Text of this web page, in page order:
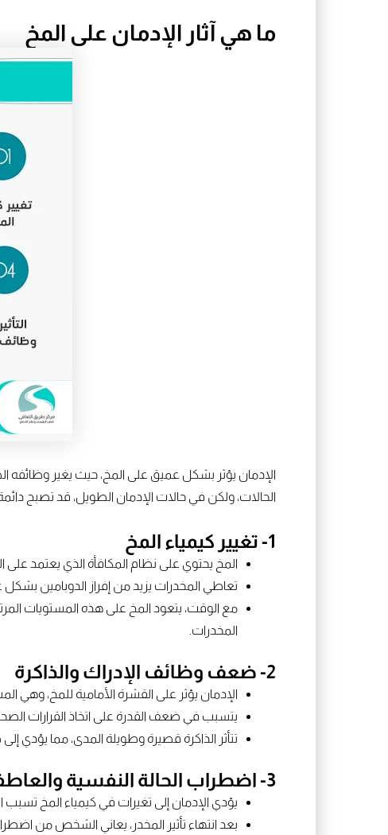
ما هي آثار الإدمان على المخ
الإدمان يؤثر بشكل عميق على المخ، حيث يغير وظائفه
الحالات، ولكن في حالات الإدمان الطويل، قد تصبح
1- تغيير كيمياء المخ
المخ يحتوي على نظام المكافأة الذي يعتمد
تعاطي المخدرات يزيد من إفراز الدوبامين
مع الوقت، يتعود المخ على هذه المستويات
المخدرات.
2- ضعف وظائف الإدراك والذاكرة
الإدمان يؤثر على القشرة الأمامية للمخ، وهي
يتسبب في ضعف القدرة على اتخاذ القرارات
تتأثر الذاكرة قصيرة وطويلة المدى، مما يؤدي إلى
3- اضطراب الحالة النفسية والعاطفية
يؤدي الإدمان إلى تغيرات في كيمياء المخ تسبب
بعد انتهاء تأثير المخدر، يعاني الشخص من